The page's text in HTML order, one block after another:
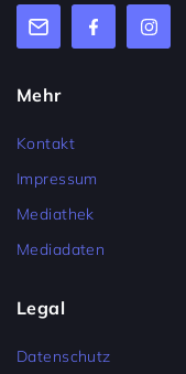
Mehr
Kontakt
Impressum
Mediathek
Mediadaten
Legal
Datenschutz